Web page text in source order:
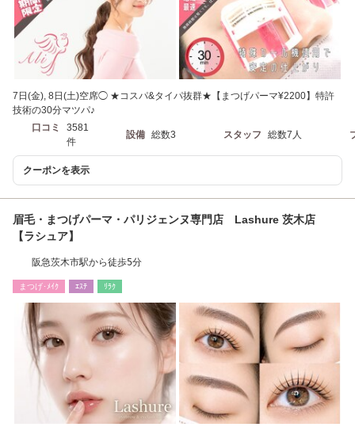
7日(金), 8日(土)空席◯ ★コスパ&タイパ抜群★【まつげパーマ¥2200】特許
技術の30分マツパ♪
口コミ
3581
件
設備 総数3 スタッフ 総数7人
クーポンを表示
眉毛・まつげパーマ・パリジェンヌ専門店 Lashure 茨木店
【ラシュア】
阪急茨木市駅から徒歩5分
まつげ･ﾒｲｸ ｴｽﾃ ﾘﾗｸ